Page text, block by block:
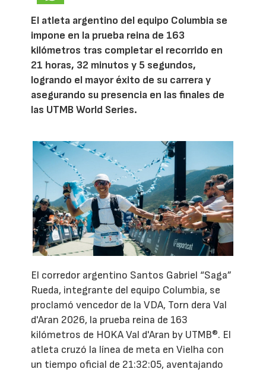
El atleta argentino del equipo Columbia se
impone en la prueba reina de 163
kilómetros tras completar el recorrido en
21 horas, 32 minutos y 5 segundos,
logrando el mayor éxito de su carrera y
asegurando su presencia en las finales de
las UTMB World Series.
El corredor argentino Santos Gabriel “Saga”
Rueda, integrante del equipo Columbia, se
proclamó vencedor de la VDA, Torn dera Val
d'Aran 2026, la prueba reina de 163
kilómetros de HOKA Val d'Aran by UTMB®. El
atleta cruzó la línea de meta en Vielha con
un tiempo oficial de 21:32:05, aventajando